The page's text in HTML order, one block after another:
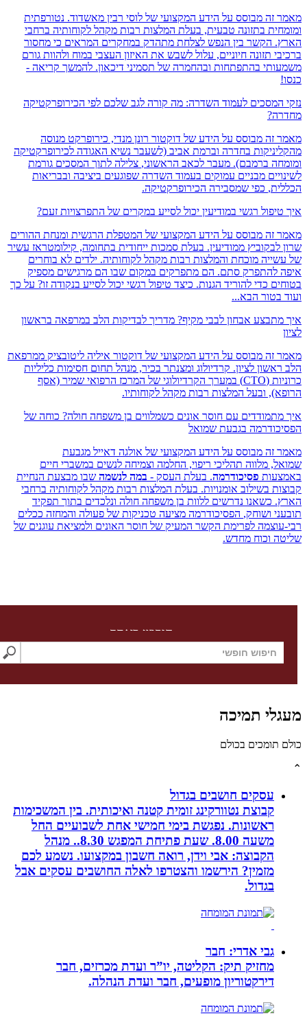
מבוסס על הידע המקצועי של לוסי רבין מאשדוד. נטורפתית
בתזונה טבעית, בעלת המלצות רבות מקהל לקוחותיה ברחבי
הקשר בין הנפש לצלחת מתהדק במחקרים המראים כי מחסור
תזונה חיוניים, עלול לשבש את האיזון העצבי במוח ולהוות גורם
בהתפתחות ובהחמרה של תסמיני דיכאון. להמשך קריאה -
לעמוד השדרה: מה קורה לגב שלכם לפי הכירופרקטיקה
מבוסס על הידע של דוקטור רונן מנדי, כירופרקט מנוסה
בחדרה וברמת אביב (לשעבר נשיא האגודה לכירופרקטיקה
ברמבם).מעבר לכאב הראשוני,צלילה לתוך המסכים גורמת
מבניים עמוקים בעמוד השדרה שפוגעים ביציבה ובבריאות
כפי שמסבירה הכירופרקטיקה.
רגשי במודיעין יכול לסייע במקרים של התפרצויות זעם?
זה מבוסס על הידע המקצועי של המטפלת הרגשית ומנחת ההורים
ממודיעין. בעלת סמכות ייחודית בתחומה, קילומטראז עשיר
מוכחת והמלצות רבות מקהל לקוחותיה. ילדים לא בוחרים
להתפרק סתם. הם מתפרקים במקום שבו הם מרגישים מספיק
כדי להוריד הגנות. כיצד טיפול רגשי יכול לסייע בנקודה זו? על כך
הבא...
אבחון לבבי מקיף? מדריך לבדיקות הלב במרפאה בראשון
מבוסס על הידע המקצועי של דוקטור איליה ליטובציק ממרפאת
לציון. קרדיולוג ומצנתר בכיר, מנהל תחום חסימות כליליות
כרוניות (CTO) במערך הקרדיולוגי של המרכז הרפואי שמיר (אסף
ובעל המלצות רבות מקהל לקוחותיו.
עם חוסר אונים כשמלווים בן משפחה חולה? כוחה של
בגבעת שמואל
מבוסס על הידע המקצועי של אולגה דאייל מגבעת
מלווה תהליכי ריפוי, החלמה וצמיחה לנשים במשברי חיים
פסיכודרמה. בעלת העסק -במה לנשמהשבו מבצעת ‏הנחיית
בשילוב אומנויות. בעלת המלצות רבות מקהל לקוחותיה ברחבי
כשאנו נדרשים ללוות בן משפחה חולה ונלכדים בתוך תפקיד
ושוחק, הפסיכודרמה מציעה טכניקות של פעולה והמחזה ככלים
לפרימת הקשר המעיק של חוסר האונים ולמציאת עוגנים של
וכוח מחדש.
חיפוש באתר
תמיכה
בכולם
עסקים חושבים בגדול
קבוצת נטוורקינג זומית קטנה ואיכותית. בין המשכימות
ראשונות. נפגשת בימי חמישי אחת לשבועיים החל
משעה 8.00. שעת פתיחת המפגש 8.30.. מנהל
הקבוצה: אבי וידן, רואה חשבון במקצועו. נשמע לכם
מזמין? הירשמו והצטרפו לאלה החושבים עסקים אבל
בגדול.
גבי אדרי: חבר
מחזיק תיק: הקליטה, יו”ר ועדת מכרזים, חבר
דירקטוריון מופעים, חבר ועדת הנהלה.